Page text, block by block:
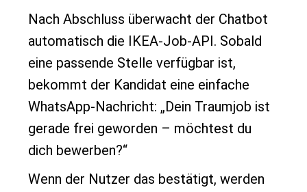
Nach Abschluss überwacht der Chatbot
automatisch die IKEA-Job-API. Sobald
eine passende Stelle verfügbar ist,
bekommt der Kandidat eine einfache
WhatsApp-Nachricht: „Dein Traumjob ist
gerade frei geworden – möchtest du
dich bewerben?“
Wenn der Nutzer das bestätigt, werden